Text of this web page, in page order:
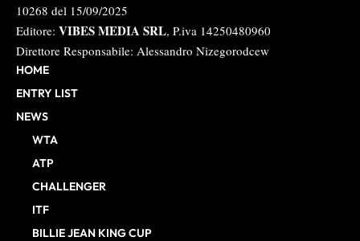
10268 del 15/09/2025
Editore: VIBES MEDIA SRL, P.iva 14250480960
Direttore Responsabile: Alessandro Nizegorodcew
HOME
ENTRY LIST
NEWS
WTA
ATP
CHALLENGER
ITF
BILLIE JEAN KING CUP